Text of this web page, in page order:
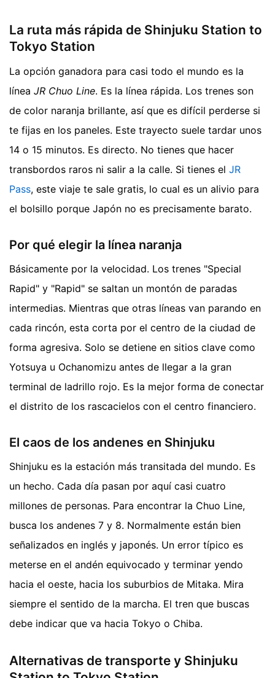
La ruta más rápida de Shinjuku Station to
Tokyo Station
La opción ganadora para casi todo el mundo es la
línea JR Chuo Line. Es la línea rápida. Los trenes son
de color naranja brillante, así que es difícil perderse si
te fijas en los paneles. Este trayecto suele tardar unos
14 o 15 minutos. Es directo. No tienes que hacer
transbordos raros ni salir a la calle. Si tienes el JR
Pass, este viaje te sale gratis, lo cual es un alivio para
el bolsillo porque Japón no es precisamente barato.
Por qué elegir la línea naranja
Básicamente por la velocidad. Los trenes "Special
Rapid" y "Rapid" se saltan un montón de paradas
intermedias. Mientras que otras líneas van parando en
cada rincón, esta corta por el centro de la ciudad de
forma agresiva. Solo se detiene en sitios clave como
Yotsuya u Ochanomizu antes de llegar a la gran
terminal de ladrillo rojo. Es la mejor forma de conectar
el distrito de los rascacielos con el centro financiero.
El caos de los andenes en Shinjuku
Shinjuku es la estación más transitada del mundo. Es
un hecho. Cada día pasan por aquí casi cuatro
millones de personas. Para encontrar la Chuo Line,
busca los andenes 7 y 8. Normalmente están bien
señalizados en inglés y japonés. Un error típico es
meterse en el andén equivocado y terminar yendo
hacia el oeste, hacia los suburbios de Mitaka. Mira
siempre el sentido de la marcha. El tren que buscas
debe indicar que va hacia Tokyo o Chiba.
Alternativas de transporte y Shinjuku